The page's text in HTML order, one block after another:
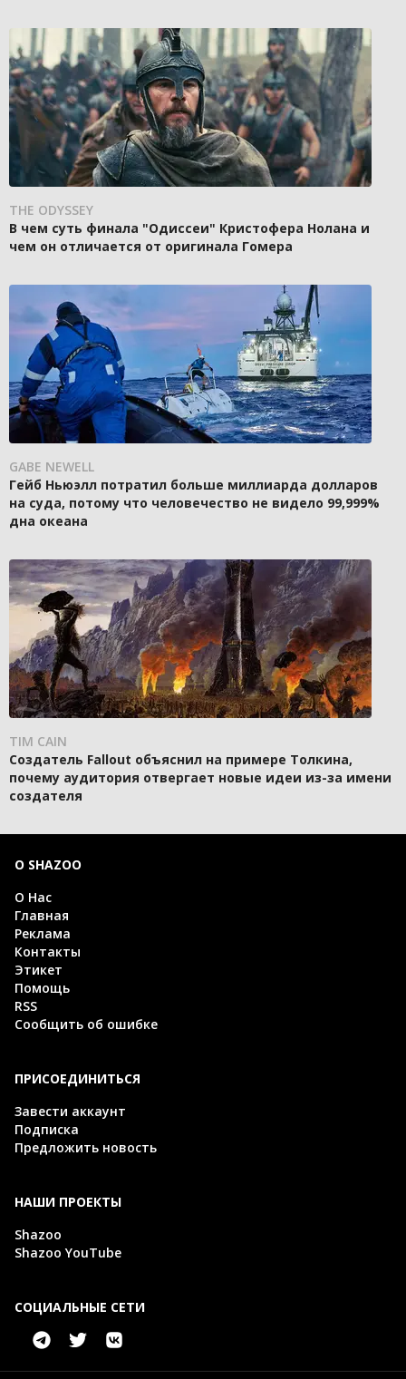
THE ODYSSEY
В чем суть финала "Одиссеи" Кристофера Нолана и
чем он отличается от оригинала Гомера
GABE NEWELL
Гейб Ньюэлл потратил больше миллиарда долларов
на суда, потому что человечество не видело 99,999%
дна океана
TIM CAIN
Создатель Fallout объяснил на примере Толкина,
почему аудитория отвергает новые идеи из-за имени
создателя
О SHAZOO
О Нас
Главная
Реклама
Контакты
Этикет
Помощь
RSS
Сообщить об ошибке
ПРИСОЕДИНИТЬСЯ
Завести аккаунт
Подписка
Предложить новость
НАШИ ПРОЕКТЫ
Shazoo
Shazoo YouTube
СОЦИАЛЬНЫЕ СЕТИ